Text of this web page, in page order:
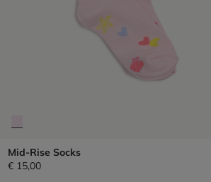
Mid-Rise Socks
€ 15,00